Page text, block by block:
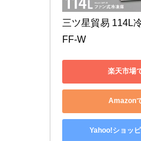
三ツ星貿易 114L
FF-W
楽天市場
Amazon
Yahoo!ショッ